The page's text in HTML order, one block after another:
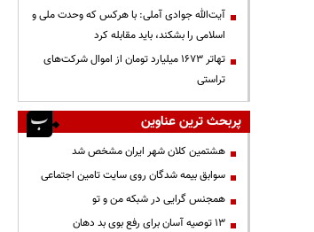
آیت‌الله جوادی آملی: با هرکس که وحدت ملی و
اسلامی را بشکند، باید مقابله کرد
تهاتر ۱۶۷۳ میلیارد تومان از اموال شرکت‌های
تراستی
پربحث ترین عناوین
هشتمین کلان شهر ایران مشخص شد
سوابق بیمه شدگان روی سایت تامین اجتماعی
همجنس گرایی در شبکه من و تو
13 توصیه آسان برای رفع بوی بد دهان